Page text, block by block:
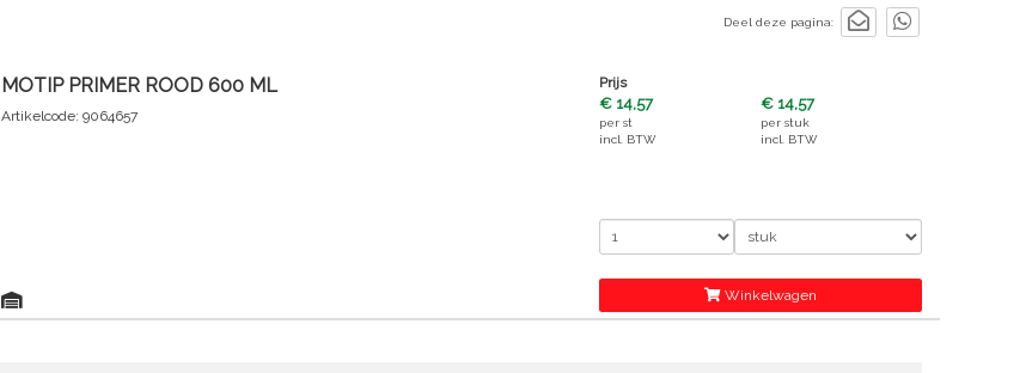
Deel deze pagina:
MOTIP PRIMER ROOD 600 ML
Artikelcode: 9064657
Prijs
€ 14,57
per st
incl. BTW
€ 14,57
per stuk
incl. BTW
Winkelwagen